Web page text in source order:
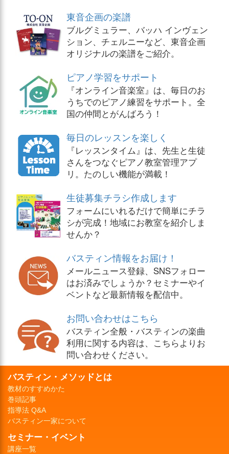
東音企画の楽譜
ブルグミュラー、バッハ インヴェン
ション、チェルニーなど、東音企画
オリジナルの楽譜をご紹介。
ピアノ学習をサポート
『オンライン音楽室』は、毎日のお
うちでのピアノ練習をサポート。全
国の仲間とがんばろう！
毎日のレッスンを楽しく
『レッスンタイム』は、先生と生徒
さんをつなぐピアノ教室管理アプ
リ。たのしい機能が満載！
生徒募集チラシ作成します
フォームにいれるだけで簡単にチラ
シが完成！地域にお教室を紹介しま
せんか？
バスティン情報をお届け！
メールニュース登録、SNSフォロー
はお済みでしょうか？セミナーやイ
ベントなど最新情報を配信中。
お問い合わせはこちら
バスティン全般・バスティンの楽曲
利用に関する内容は、こちらよりお
問い合わせください。
バスティン・メソッドとは
教材のすすめかた
巻頭記事
指導法 Q&A
バスティン一家について
セミナー・イベント
講座一覧